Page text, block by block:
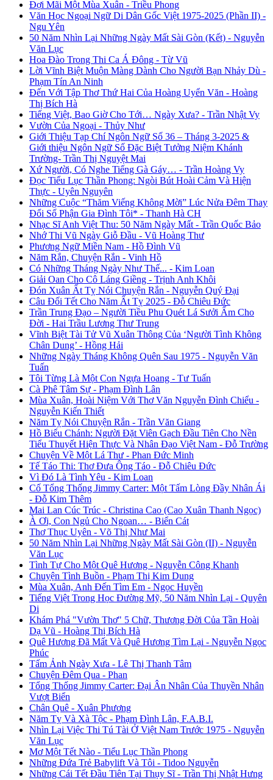
Đợi Mãi Một Mùa Xuân - Triều Phong
Văn Học Ngoại Ngữ Di Dân Gốc Việt 1975-2025 (Phần II) -
Ngu Yên
50 Năm Nhìn Lại Những Ngày Mất Sài Gòn (Kết) - Nguyễn
Văn Lục
Hoa Đào Trong Thi Ca Á Đông - Từ Vũ
Lời Vĩnh Biệt Muộn Màng Dành Cho Người Bạn Nhảy Dù -
Phạm Tín An Ninh
Đến Với Tập Thơ Thứ Hai Của Hoàng Uyển Văn - Hoàng
Thị Bích Hà
Tiếng Việt, Bao Giờ Cho Tới… Ngày Xưa? - Trần Nhật Vy
Vườn Của Ngoại - Thủy Như
Giới Thiệu Tạp Chí Ngôn Ngữ Số 36 – Tháng 3-2025 &
Giới thiệu Ngôn Ngữ Số Đặc Biệt Tưởng Niệm Khánh
Trường- Trần Thị Nguyệt Mai
Xứ Người, Có Nghe Tiếng Gà Gáy… - Trần Hoàng Vy
Đọc Tiểu Lục Thần Phong: Ngòi Bút Hoài Cảm Và Hiện
Thực - Uyên Nguyên
Những Cuộc “Thăm Viếng Không Mời” Lúc Nửa Đêm Thay
Đổi Số Phận Gia Đình Tôi* - Thanh Hà CH
Nhạc Sĩ Anh Việt Thu: 50 Năm Ngày Mất - Trần Quốc Bảo
Nhớ Thi Vũ Ngày Giỗ Đầu - Vũ Hoàng Thư
Phương Ngữ Miền Nam - Hồ Đình Vũ
Năm Rắn, Chuyện Rắn - Vinh Hồ
Có Những Tháng Ngày Như Thế... - Kim Loan
Giải Oan Cho Cô Láng Giềng - Trịnh Anh Khôi
Đón Xuân Ất Tỵ Nói Chuyện Rắn - Nguyễn Quý Đại
Câu Đối Tết Cho Năm Ất Tỵ 2025 - Đỗ Chiêu Đức
Trần Trung Đạo – Người Tiều Phu Quét Lá Sưởi Ấm Cho
Đời - Hai Trầu Lương Thư Trung
Vĩnh Biệt Tài Tử Vũ Xuân Thông Của ‘Người Tình Không
Chân Dung’ - Hồng Hải
Những Ngày Tháng Không Quên Sau 1975 - Nguyễn Văn
Tuấn
Tôi Từng Là Một Con Ngựa Hoang - Tư Tuấn
Cà Phê Tâm Sự - Phạm Đình Lân
Mùa Xuân, Hoài Niệm Với Thơ Văn Nguyễn Đình Chiểu -
Nguyễn Kiến Thiết
Năm Tỵ Nói Chuyện Rắn - Trần Văn Giang
Hồ Biểu Chánh: Người Đặt Viên Gạch Đầu Tiên Cho Nền
Tiểu Thuyết Hiện Thực Và Nhân Đạo Việt Nam - Đỗ Trường
Chuyện Về Một Lá Thư - Phan Đức Minh
Tế Táo Thi: Thơ Đưa Ông Táo - Đỗ Chiêu Đức
Vì Đó Là Tình Yêu - Kim Loan
Cố Tổng Thống Jimmy Carter: Một Tấm Lòng Đầy Nhân Ái
- Đỗ Kim Thêm
Mai Lan Cúc Trúc - Christina Cao (Cao Xuân Thanh Ngọc)
À Ơi, Con Ngủ Cho Ngoan… - Biển Cát
Thơ Thục Uyên - Võ Thị Như Mai
50 Năm Nhìn Lại Những Ngày Mất Sài Gòn (II) - Nguyễn
Văn Lục
Tình Tự Cho Một Quê Hương - Nguyễn Công Khanh
Chuyện Tình Buồn - Phạm Thị Kim Dung
Mùa Xuân, Anh Đến Tìm Em - Ngọc Huyền
Tiếng Việt Trong Học Đường Mỹ, 50 Năm Nhìn Lại - Quyên
Di
Khám Phá "Vườn Thơ" 5 Chữ, Thương Đời Của Tần Hoài
Dạ Vũ - Hoàng Thị Bích Hà
Quê Hương Đã Mất Và Quê Hương Tìm Lại - Nguyễn Ngọc
Phúc
Tấm Ảnh Ngày Xưa - Lê Thị Thanh Tâm
Chuyện Đêm Qua - Phan
Tổng Thống Jimmy Carter: Đại Ân Nhân Của Thuyền Nhân
Vượt Biển
Chân Quê - Xuân Phương
Năm Tỵ Và Xà Tộc - Phạm Đình Lân, F.A.B.I.
Nhìn Lại Việc Thi Tú Tài Ở Việt Nam Trước 1975 - Nguyễn
Văn Lục
Mơ Một Tết Nào - Tiểu Lục Thần Phong
Những Đứa Trẻ Babylift Và Tôi - Tidoo Nguyễn
Những Cái Tết Đầu Tiên Tại Thụy Sĩ - Trần Thị Nhật Hưng